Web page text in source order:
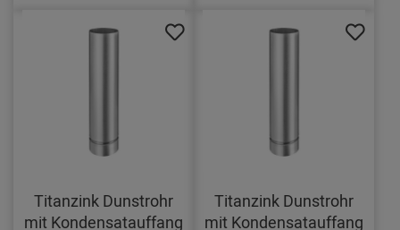
Titanzink Dunstrohr
mit Kondensatauffang
Titanzink Dunstrohr
mit Kondensatauffang